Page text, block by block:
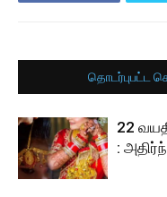
தொடர்புபட்ட
22
: